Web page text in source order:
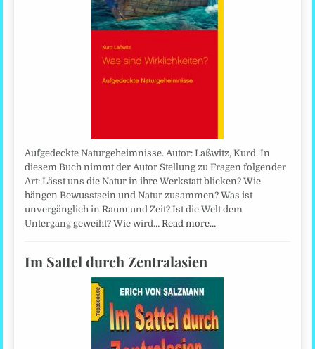
Aufgedeckte Naturgeheimnisse. Autor: Laßwitz, Kurd. In
diesem Buch nimmt der Autor Stellung zu Fragen folgender
Art: Lässt uns die Natur in ihre Werkstatt blicken? Wie
hängen Bewusstsein und Natur zusammen? Was ist
unvergänglich in Raum und Zeit? Ist die Welt dem
Untergang geweiht? Wie wird…Read more…
Im Sattel durch Zentralasien